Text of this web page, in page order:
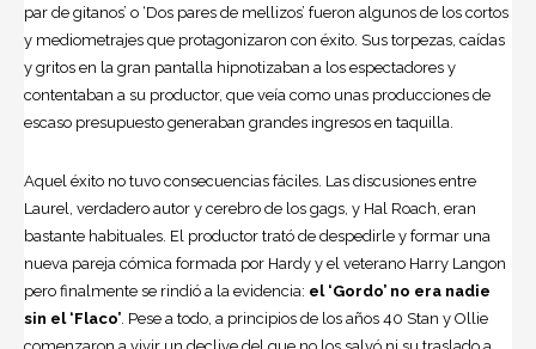
par de gitanos’ o ‘Dos pares de mellizos’ fueron algunos de los cortos
y mediometrajes que protagonizaron con éxito. Sus torpezas, caídas
y gritos en la gran pantalla hipnotizaban a los espectadores y
contentaban a su productor, que veía como unas producciones de
escaso presupuesto generaban grandes ingresos en taquilla.
Aquel éxito no tuvo consecuencias fáciles. Las discusiones entre
Laurel, verdadero autor y cerebro de los gags, y Hal Roach, eran
bastante habituales. El productor trató de despedirle y formar una
nueva pareja cómica formada por Hardy y el veterano Harry Langon
pero finalmente se rindió a la evidencia: el ‘Gordo’ no era nadie
sin el ‘Flaco’ . Pese a todo, a principios de los años 40 Stan y Ollie